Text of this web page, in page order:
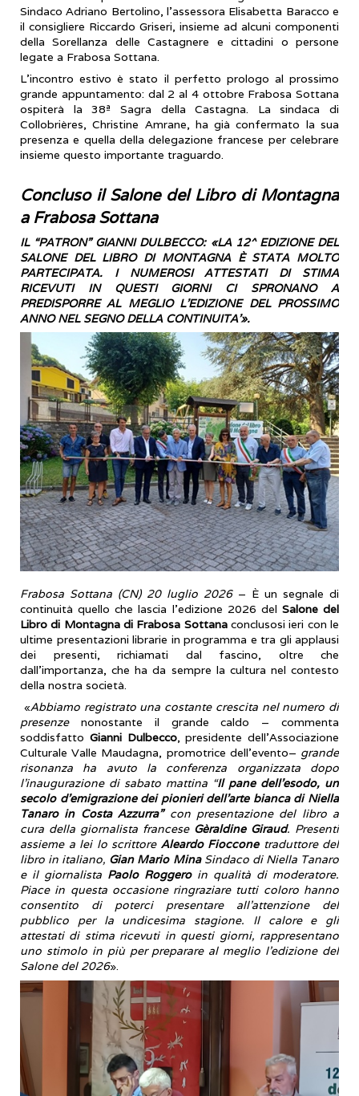
Sindaco Adriano Bertolino, l'assessora Elisabetta Baracco e
il consigliere Riccardo Griseri, insieme ad alcuni componenti
della Sorellanza delle Castagnere e cittadini o persone
legate a Frabosa Sottana.
​L'incontro estivo è stato il perfetto prologo al prossimo
grande appuntamento: dal 2 al 4 ottobre Frabosa Sottana
ospiterà la 38ª Sagra della Castagna. La sindaca di
Collobrières, Christine Amrane, ha già confermato la sua
presenza e quella della delegazione francese per celebrare
insieme questo importante traguardo.
Concluso il Salone del Libro di Montagna
a Frabosa Sottana
IL “PATRON” GIANNI DULBECCO: «LA 12^ EDIZIONE DEL
SALONE DEL LIBRO DI MONTAGNA È STATA MOLTO
PARTECIPATA. I NUMEROSI ATTESTATI DI STIMA
RICEVUTI IN QUESTI GIORNI CI SPRONANO A
PREDISPORRE AL MEGLIO L’EDIZIONE DEL PROSSIMO
ANNO NEL SEGNO DELLA CONTINUITA’».
Frabosa Sottana (CN) 20 luglio 2026– È un segnale di
continuità quello che lascia l’edizione 2026 del Salone del
Libro di Montagna di Frabosa Sottanaconclusosi ieri con le
ultime presentazioni librarie in programma e tra gli applausi
dei presenti, richiamati dal fascino, oltre che
dall’importanza, che ha da sempre la cultura nel contesto
della nostra società.
«Abbiamo registrato una costante crescita nel numero di
presenzenonostante il grande caldo – commenta
soddisfatto Gianni Dulbecco, presidente dell’Associazione
Culturale Valle Maudagna, promotrice dell’evento– grande
risonanza ha avuto la conferenza organizzata dopo
l’inaugurazione di sabato mattina “Il pane dell’esodo, un
secolo d’emigrazione dei pionieri dell’arte bianca di Niella
Tanaro in Costa Azzurra”con presentazione del libro a
cura della giornalista francese Gèraldine Giraud. Presenti
assieme a lei lo scrittore Aleardo Fiocconetraduttore del
libro in italiano, Gian Mario MinaSindaco di Niella Tanaro
e il giornalista Paolo Roggeroin qualità di moderatore.
Piace in questa occasione ringraziare tutti coloro hanno
consentito di poterci presentare all’attenzione del
pubblico per la undicesima stagione. Il calore e gli
attestati di stima ricevuti in questi giorni, rappresentano
uno stimolo in più per preparare al meglio l’edizione del
Salone del 2026».